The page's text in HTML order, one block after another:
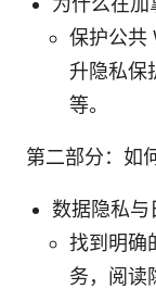
保护公共
升隐私保
等。
第二部分：如
数据隐私与
找到明确
务，阅读